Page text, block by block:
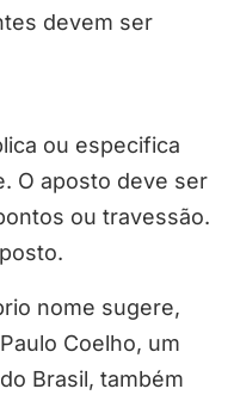
devem ser
ou especifica
O aposto deve ser
ou travessão.
nome sugere,
Coelho, um
Brasil, também